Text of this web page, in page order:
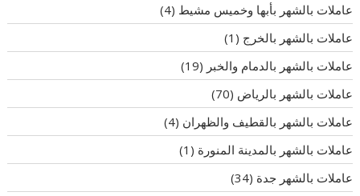
عاملات بالشهر بأبها وخميس مشيط (4)
عاملات بالشهر بالخرج (1)
عاملات بالشهر بالدمام والخبر (19)
عاملات بالشهر بالرياض (70)
عاملات بالشهر بالقطيف والظهران (4)
عاملات بالشهر بالمدينة المنورة (1)
عاملات بالشهر جدة (34)